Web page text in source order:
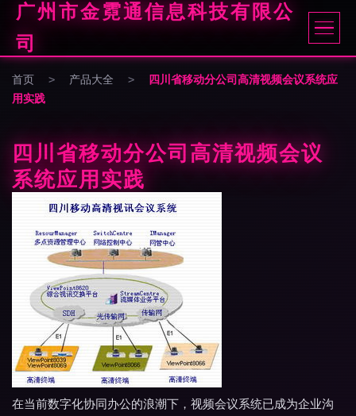
广州市金霓通信息科技有限公
司
首页 > 产品大全 >
四川省移动分公司高清视频会议系统应
用实践
四川省移动分公司高清视频会议
系统应用实践
在当前数字化协同办公的浪潮下，视频会议系统已成为企业沟